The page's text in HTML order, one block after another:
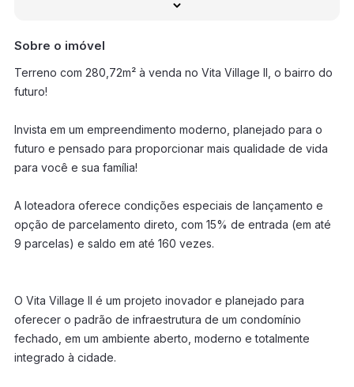
Sobre o imóvel
Terreno com 280,72m² à venda no Vita Village II, o bairro do
futuro!
Invista em um empreendimento moderno, planejado para o
futuro e pensado para proporcionar mais qualidade de vida
para você e sua família!
A loteadora oferece condições especiais de lançamento e
opção de parcelamento direto, com 15% de entrada (em até
9 parcelas) e saldo em até 160 vezes.
O Vita Village II é um projeto inovador e planejado para
oferecer o padrão de infraestrutura de um condomínio
fechado, em um ambiente aberto, moderno e totalmente
integrado à cidade.